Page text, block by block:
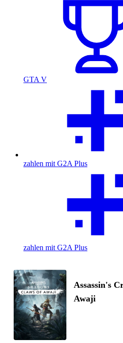
GTA V
zahlen mit G2A Plus
zahlen mit G2A Plus
Assassin's
Awaji